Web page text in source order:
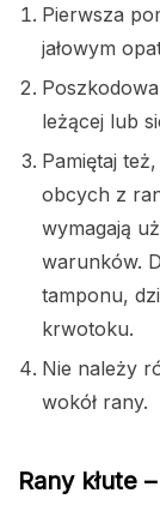
Pierwsza
jałowym
leżącej lub
Pamiętaj
obcych z
wymagają
warunków.
tamponu,
krwotoku.
Nie należy
wokół rany.
Rany kłute